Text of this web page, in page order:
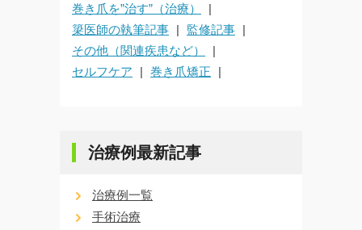
巻き爪を”治す”（治療）
簗医師の執筆記事
監修記事
その他（関連疾患など）
セルフケア
巻き爪矯正
治療例最新記事
治療例一覧
手術治療